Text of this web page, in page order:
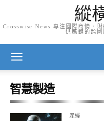
縱
Crosswise News 專注國際商情、
供應鏈的跨國
智慧製造
產經